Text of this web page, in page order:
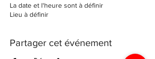
La date et l'heure sont à définir
Lieu à définir
Partager cet événement